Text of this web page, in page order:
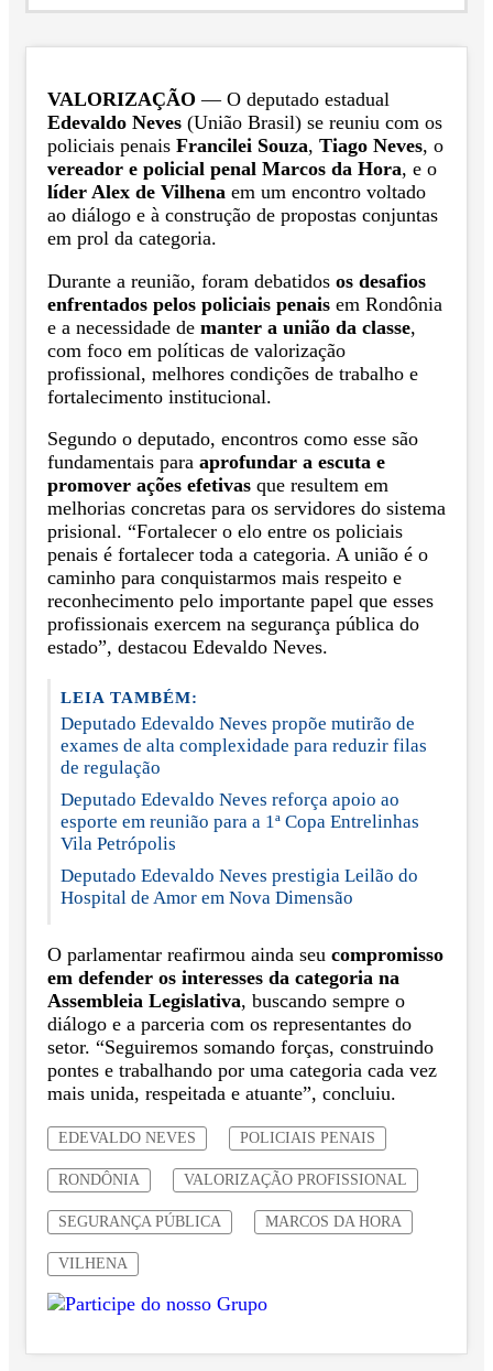
VALORIZAÇÃO — O deputado estadual
Edevaldo Neves (União Brasil) se reuniu com os
policiais penais Francilei Souza, Tiago Neves, o
vereador e policial penal Marcos da Hora, e o
líder Alex de Vilhena em um encontro voltado
ao diálogo e à construção de propostas conjuntas
em prol da categoria.
Durante a reunião, foram debatidos os desafios
enfrentados pelos policiais penais em Rondônia
e a necessidade de manter a união da classe,
com foco em políticas de valorização
profissional, melhores condições de trabalho e
fortalecimento institucional.
Segundo o deputado, encontros como esse são
fundamentais para aprofundar a escuta e
promover ações efetivas que resultem em
melhorias concretas para os servidores do sistema
prisional. “Fortalecer o elo entre os policiais
penais é fortalecer toda a categoria. A união é o
caminho para conquistarmos mais respeito e
reconhecimento pelo importante papel que esses
profissionais exercem na segurança pública do
estado”, destacou Edevaldo Neves.
LEIA TAMBÉM:
Deputado Edevaldo Neves propõe mutirão de
exames de alta complexidade para reduzir filas
de regulação
Deputado Edevaldo Neves reforça apoio ao
esporte em reunião para a 1ª Copa Entrelinhas
Vila Petrópolis
Deputado Edevaldo Neves prestigia Leilão do
Hospital de Amor em Nova Dimensão
O parlamentar reafirmou ainda seu compromisso
em defender os interesses da categoria na
Assembleia Legislativa, buscando sempre o
diálogo e a parceria com os representantes do
setor. “Seguiremos somando forças, construindo
pontes e trabalhando por uma categoria cada vez
mais unida, respeitada e atuante”, concluiu.
EDEVALDO NEVES POLICIAIS PENAIS
RONDÔNIA VALORIZAÇÃO PROFISSIONAL
SEGURANÇA PÚBLICA MARCOS DA HORA
VILHENA